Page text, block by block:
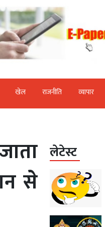
खेल राजनीति व्‍यापार
से
लेटेस्ट